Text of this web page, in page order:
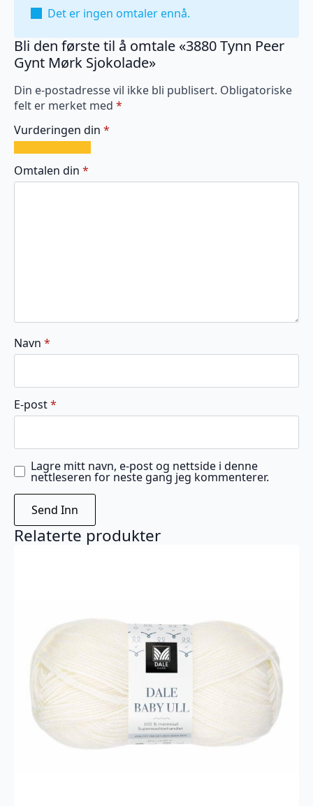
Det er ingen omtaler ennå.
Bli den første til å omtale «3880 Tynn Peer
Gynt Mørk Sjokolade»
Din e-postadresse vil ikke bli publisert. Obligatoriske
felt er merket med *
Vurderingen din *
av
5
av
5
av
5
av
5
av
5
Omtalen din *
Navn *
E-post*
Lagre mitt navn, e-post og nettside i denne
nettleseren for neste gang jeg kommenterer.
Relaterte produkter